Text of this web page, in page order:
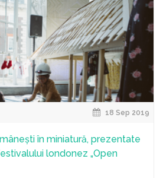
18 Sep 2019
în miniatură, prezentate
londonez „Open